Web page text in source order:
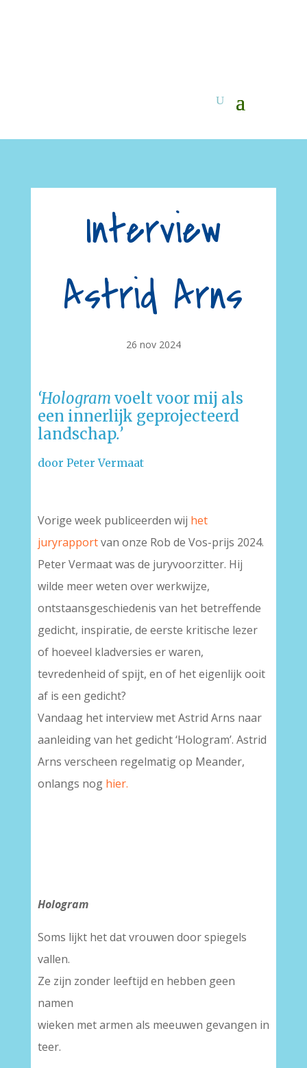
Interview
Astrid Arns
26 nov 2024
‘Hologram voelt voor mij als
een innerlijk geprojecteerd
landschap.’
door Peter Vermaat
Vorige week publiceerden wij het
juryrapportvan onze Rob de Vos-prijs 2024.
Peter Vermaat was de juryvoorzitter. Hij
wilde meer weten over werkwijze,
ontstaansgeschiedenis van het betreffende
gedicht, inspiratie, de eerste kritische lezer
of hoeveel kladversies er waren,
tevredenheid of spijt, en of het eigenlijk ooit
af is een gedicht?
Vandaag het interview met Astrid Arns naar
aanleiding van het gedicht ‘Hologram’. Astrid
Arns verscheen regelmatig op Meander,
onlangs nog hier.
Hologram
Soms lijkt het dat vrouwen door spiegels
vallen.
Ze zijn zonder leeftijd en hebben geen
namen
wieken met armen als meeuwen gevangen in
teer.